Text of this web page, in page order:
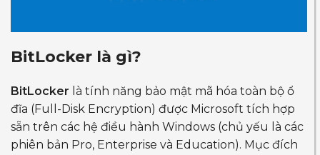
BitLocker là gì?
BitLocker là tính năng bảo mật mã hóa toàn bộ ổ
đĩa (Full-Disk Encryption) được Microsoft tích hợp
sẵn trên các hệ điều hành Windows (chủ yếu là các
phiên bản Pro, Enterprise và Education). Mục đích